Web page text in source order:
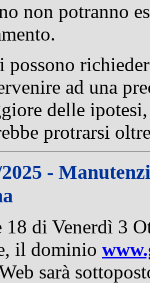
non potranno
possono
ad una
delle
protrarsi
-
18 di Venerdì 3
il dominio
sarà